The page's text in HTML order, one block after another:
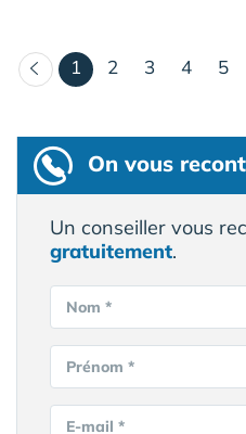
1(courant)
2 3 4 5
On vous
Un conseiller vous
gratuitement.
Nom *
Prénom *
E-mail *